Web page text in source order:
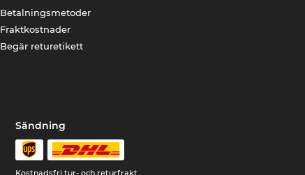
Betalningsmetoder
Fraktkostnader
Begär returetikett
Sändning
Kostnadsfri tur- och returfrakt